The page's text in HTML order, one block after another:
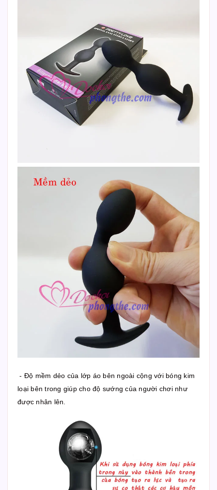
- Độ mềm dẻo của lớp áo bên ngoài cộng với bóng kim
loại bên trong giúp cho độ sướng của người chơi như
được nhân lên.